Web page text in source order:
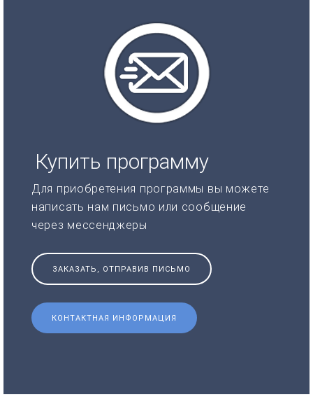
Купить программу
Для приобретения программы вы можете
написать нам письмо или сообщение
через мессенджеры
ЗАКАЗАТЬ, ОТПРАВИВ ПИСЬМО
КОНТАКТНАЯ ИНФОРМАЦИЯ